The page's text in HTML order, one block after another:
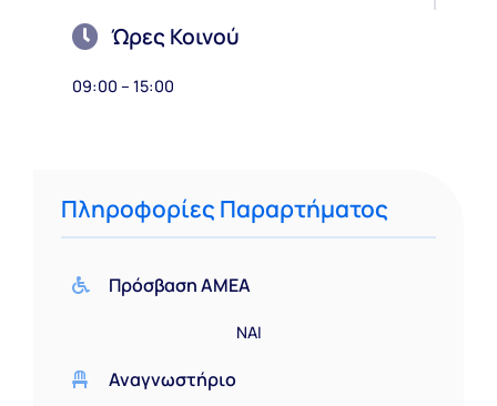
Ώρες Κοινού
09:00 – 15:00
Πληροφορίες Παραρτήματος
Πρόσβαση ΑΜΕΑ
ΝΑΙ
Αναγνωστήριο